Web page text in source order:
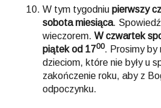
W tym tygodniu pierwszy
sobota miesiąca.
wieczorem. W czwartek
piątek od 1700. Prosimy by
dzieciom, które nie były u
zakończenie roku, aby z
odpoczynku.